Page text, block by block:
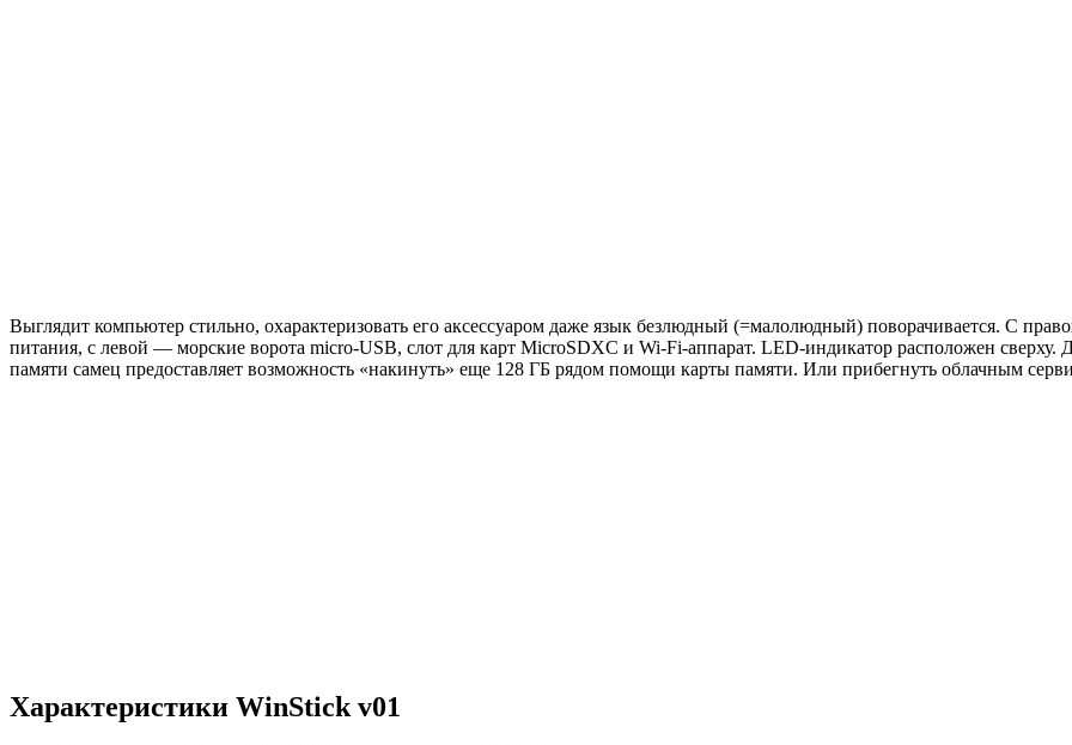
Выглядит компьютер стильно, охарактеризовать его аксессуаром даже язык безлюдный (=малолюдный) поворачивается. С
питания, с левой — морские ворота micro-USB, слот для карт MicroSDXC и Wi-Fi-аппарат. LED-индикатор расположен
памяти самец предоставляет возможность «накинуть» еще 128 ГБ рядом помощи карты памяти. Или прибегнуть облачным
Характеристики WinStick v01